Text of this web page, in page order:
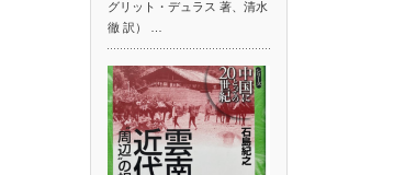
グリット・デュラス 著、清水
徹 訳） …